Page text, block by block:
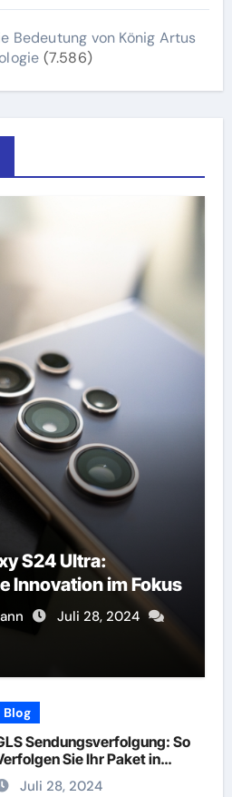
Bedeutung von König Artus
(7.586)
S24 Ultra:
Innovation im Fokus
Juli 28, 2024
Blog
Sendungsverfolgung: So
Sie Ihr Paket in
Juli 28, 2024